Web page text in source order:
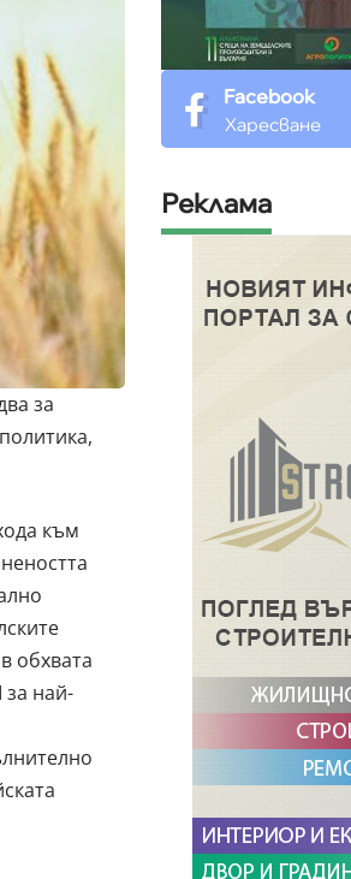
за
към
обхвата
за най-
Facebook
Харесване
Реклама